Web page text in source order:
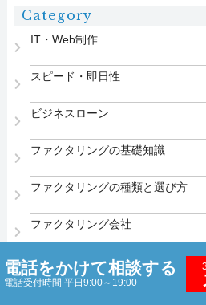
Category
IT・Web制作
スピード・即日性
ビジネスローン
ファクタリングの基礎知識
ファクタリングの種類と選び方
ファクタリング会社
ベンチャーキャピタル
電話をかけて相談する
電話受付時間 平日9:00～19:00